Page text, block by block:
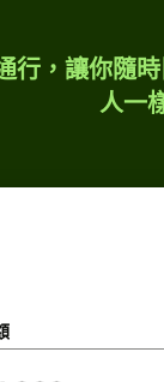
行，讓你隨
人一